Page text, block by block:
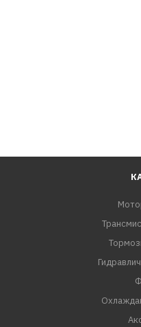
Toyota Avalon, GSX30,
Toyota Camry, GSV40,
Toyota Estima, GSR50,
Toyota Highlander, GSU50,
Toyota Kluger V, GSU50,